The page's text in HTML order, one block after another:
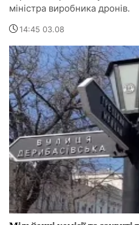
міністра виробника дронів.
14:45 03.08